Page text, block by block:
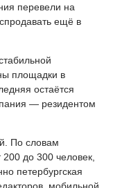
перевели на
ещё в
площадки в
остаётся
— резидентом
По словам
до 300 человек,
петербургская
мобильной